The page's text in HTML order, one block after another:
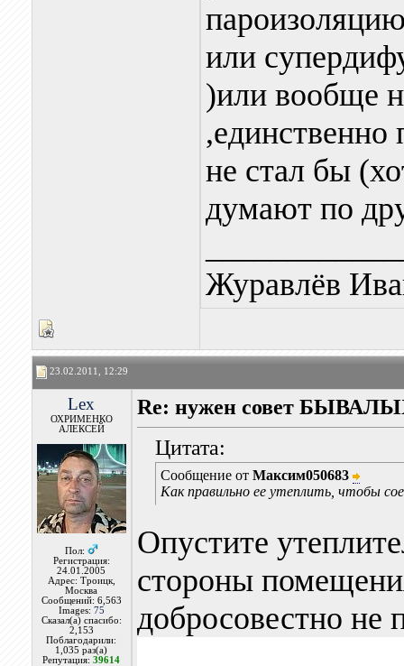
или
)или вообще
,единственно
не стал бы
думают по
Журавлёв
23.02.2011, 12:29
Lex
ОХРИМЕНКО
АЛЕКСЕЙ
Пол:
Регистрация:
24.01.2005
Адрес: Троицк,
Москва
Сообщений: 6,563
Images: 75
Сказал(а) спасибо:
2,153
Поблагодарили:
1,035 раз(а)
Репутация:39614
Re: нужен совет
Цитата:
Сообщение от Максим050683
Как правильно ее утеплить, чтобы
Опустите
стороны
добросовестно не